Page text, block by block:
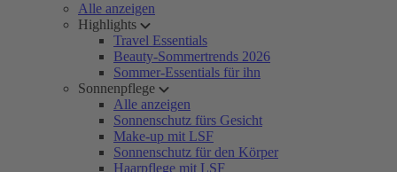
Alle anzeigen
Highlights
Travel Essentials
Beauty-Sommertrends 2026
Sommer-Essentials für ihn
Sonnenpflege
Alle anzeigen
Sonnenschutz fürs Gesicht
Make-up mit LSF
Sonnenschutz für den Körper
Haarpflege mit LSF